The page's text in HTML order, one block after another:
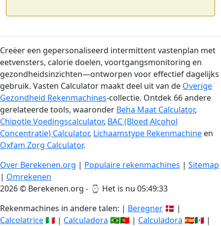
Creëer een gepersonaliseerd intermittent vastenplan met
eetvensters, calorie doelen, voortgangsmonitoring en
gezondheidsinzichten—ontworpen voor effectief dagelijks
gebruik. Vasten Calculator maakt deel uit van de Overige
Gezondheid Rekenmachines-collectie. Ontdek 66 andere
gerelateerde tools, waaronder Beha Maat Calculator,
Chipotle Voedingscalculator, BAC (Bloed Alcohol
Concentratie) Calculator, Lichaamstype Rekenmachine en
Oxfam Zorg Calculator.
Over Berekenen.org | Populaire rekenmachines | Sitemap
| Omrekenen
2026 © Berekenen.org - ⌚ Het is nu 05:49:33
Rekenmachines in andere talen: | Beregner 🇩🇰 |
Calcolatrice🇮🇹 | Calculadora 🇧🇷🇵🇹 | Calculadora 🇪🇸🇲🇽 |